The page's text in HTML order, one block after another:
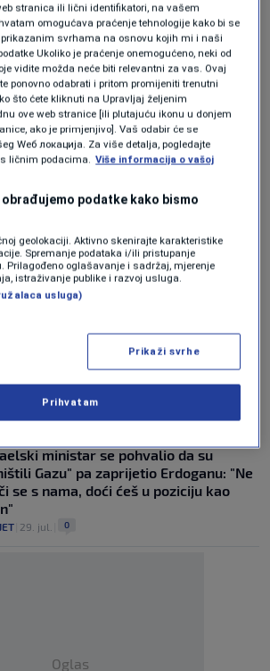
Oglas
izraelski premijer: Novi američki
za Gazu marginalizira Izrael
za Gazu: Poznate ličnosti
se kako bi palestinskim
omogućile studiranje na
univerzitetima
NEĆE BITI META NAPADA"
objavio veliku prekretnicu: "Hamas
razoružati Gazu"
31. jul. | 0
ministar se pohvalio da su
Gazu" pa zaprijetio Erdoganu: "Ne
se s nama, doći ćeš u poziciju kao
29. jul. 0
Oglas
stranica ili lični identifikatori, na vašem
omogućava praćenje tehnologije kako bi se
svrhama na osnovu kojih mi i naši
Ukoliko je praćenje onemogućeno, neki od
vidite možda neće biti relevantni za vas. Ovaj
ponovno odabrati i pritom promijeniti trenutni
što ćete kliknuti na Upravljaj željenim
ove web stranice [ili plutajuću ikonu u donjem
ako je primjenjivo]. Vaš odabir će se
Wеб локација. Za više detalja, pogledajte
ličnim podacima. Više informacija o vašoj
podatke kako bismo
geolokaciji. Aktivno skenirajte karakteristike
Spremanje podataka i/ili pristupanje
Prilagođeno oglašavanje i sadržaj, mjerenje
istraživanje publike i razvoj usluga.
usluga)
Prikaži svrhe
Prihvatam